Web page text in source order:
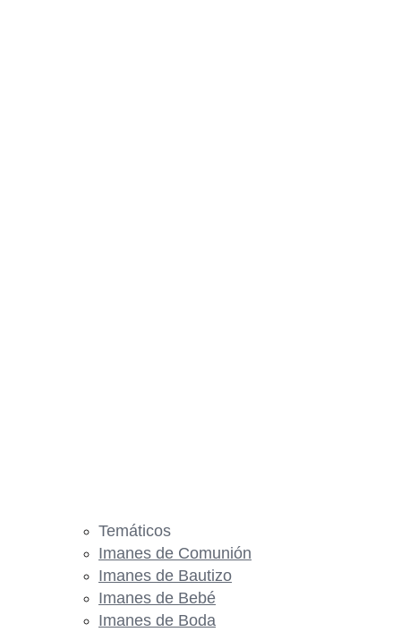
Temáticos
Imanes de Comunión
Imanes de Bautizo
Imanes de Bebé
Imanes de Boda